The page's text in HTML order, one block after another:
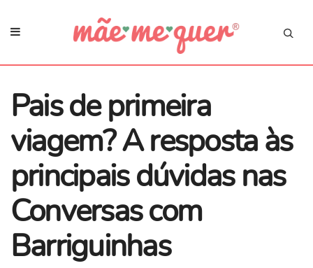
Pais de primeira
viagem? A resposta às
principais dúvidas nas
Conversas com
Barriguinhas